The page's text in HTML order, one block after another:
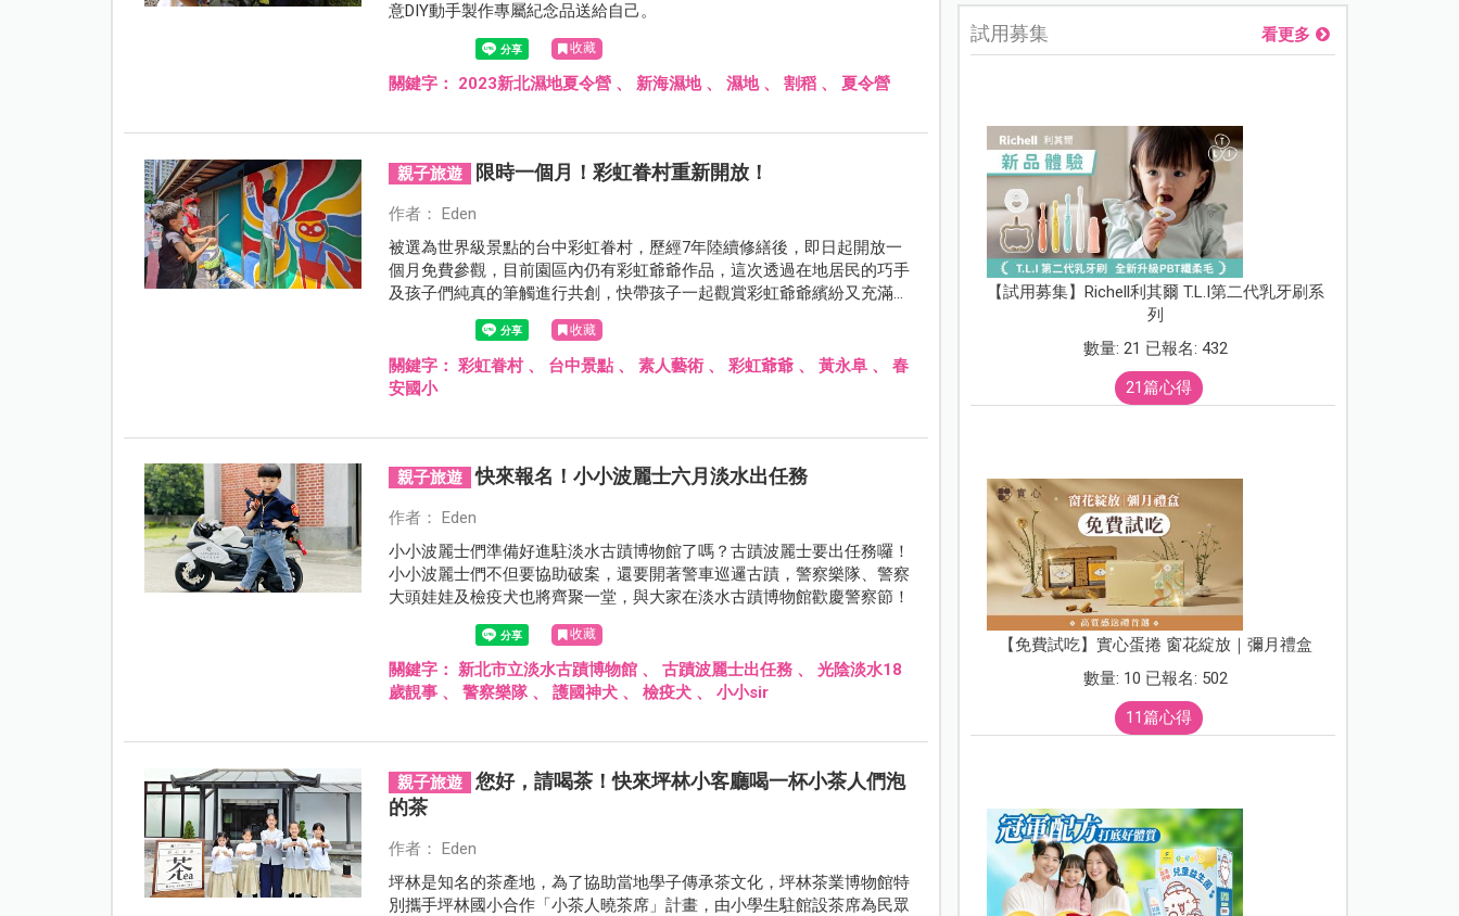
意DIY動手製作專屬紀念品送給自己。
收藏
關鍵字： 2023新北濕地夏令營 、新海濕地、濕地、割稻 、夏令營
親子旅遊 限時一個月！彩虹眷村重新開放！
作者： Eden
被選為世界級景點的台中彩虹眷村，歷經7年陸續修繕後，即日起開放一
個月免費參觀，目前園區內仍有彩虹爺爺作品，這次透過在地居民的巧手
及孩子們純真的筆觸進行共創，快帶孩子一起觀賞彩虹爺爺繽紛又充滿童
趣的彩繪牆及更多不同的藝術作品。
收藏
關鍵字：彩虹眷村、 台中景點 、素人藝術 、彩虹爺爺 、黃永阜 、春
安國小
親子旅遊 快來報名！小小波麗士六月淡水出任務
作者： Eden
小小波麗士們準備好進駐淡水古蹟博物館了嗎？古蹟波麗士要出任務囉！
小小波麗士們不但要協助破案，還要開著警車巡邏古蹟，警察樂隊、警察
大頭娃娃及檢疫犬也將齊聚一堂，與大家在淡水古蹟博物館歡慶警察節！
收藏
關鍵字：新北市立淡水古蹟博物館 、古蹟波麗士出任務 、光陰淡水18
歲靚事 、警察樂隊、護國神犬 、檢疫犬 、小小sir
親子旅遊
您好，請喝茶！快來坪林小客廳喝一杯小茶人們泡
的茶
作者： Eden
坪林是知名的茶產地，為了協助當地學子傳承茶文化，坪林茶業博物館特
別攜手坪林國小合作「小茶人曉茶席」計畫，由小學生駐館設茶席為民眾
試用募集 看更多
【試用募集】Richell利其爾 T.L.I第二代乳牙刷系
列
數量: 21 已報名: 432
21篇心得
【免費試吃】實心蛋捲 窗花綻放｜彌月禮盒
數量: 10 已報名: 502
11篇心得